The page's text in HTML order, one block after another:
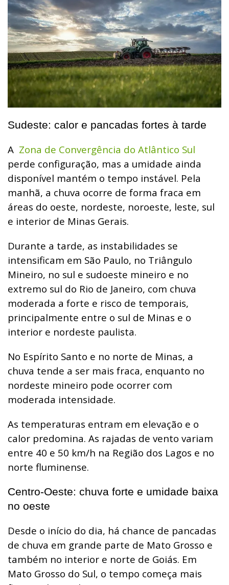
Sudeste: calor e pancadas fortes à tarde
A Zona de Convergência do Atlântico Sul
perde configuração, mas a umidade ainda
disponível mantém o tempo instável. Pela
manhã, a chuva ocorre de forma fraca em
áreas do oeste, nordeste, noroeste, leste, sul
e interior de Minas Gerais.
Durante a tarde, as instabilidades se
intensificam em São Paulo, no Triângulo
Mineiro, no sul e sudoeste mineiro e no
extremo sul do Rio de Janeiro, com chuva
moderada a forte e risco de temporais,
principalmente entre o sul de Minas e o
interior e nordeste paulista.
No Espírito Santo e no norte de Minas, a
chuva tende a ser mais fraca, enquanto no
nordeste mineiro pode ocorrer com
moderada intensidade.
As temperaturas entram em elevação e o
calor predomina. As rajadas de vento variam
entre 40 e 50 km/h na Região dos Lagos e no
norte fluminense.
Centro-Oeste: chuva forte e umidade baixa
no oeste
Desde o início do dia, há chance de pancadas
de chuva em grande parte de Mato Grosso e
também no interior e norte de Goiás. Em
Mato Grosso do Sul, o tempo começa mais